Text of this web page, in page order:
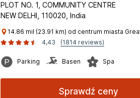
PLOT NO. 1, COMMUNITY CENTRE
NEW DELHI, 110020, India
14.86 mil (23.91 km) od centrum miasta
4,43
(1814 reviews)
Parking Basen Spa
Sprawdź ceny